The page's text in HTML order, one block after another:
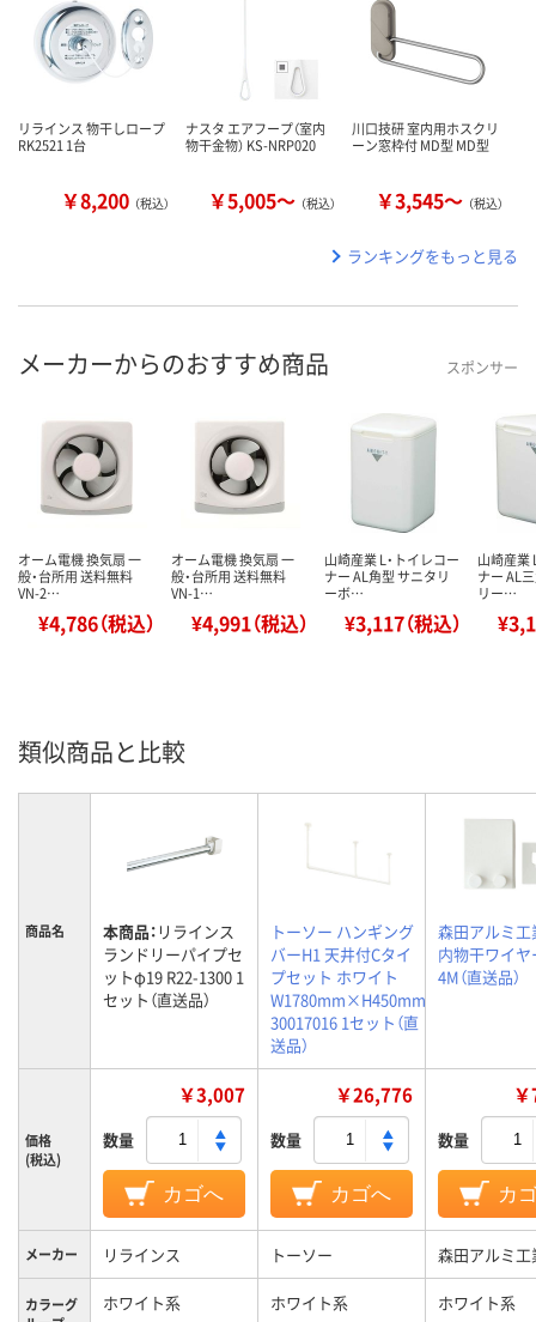
リラインス 物干しロープ
RK2521 1台
￥8,200 （税込）
ナスタ エアフープ（室内
物干金物） KS-NRP020
￥5,005～ （税込）
川口技研 室内用ホスクリ
ーン窓枠付 MD型 MD型
￥3,545～ （税込）
ランキングをもっと見る
メーカーからのおすすめ商品 スポンサー
オーム電機 換気扇 一
般・台所用 送料無料
VN-2…
¥4,786（税込）
オーム電機 換気扇 一
般・台所用 送料無料
VN-1…
¥4,991（税込）
山崎産業 L・トイレコー
ナー AL角型 サニタリ
ーボ…
¥3,117（税込）
山崎産業
ナー AL
リー…
類似商品と比較
商品名 本商品： リラインス
ランドリーパイプセ
ットφ19 R22-1300 1
セット（直送品）
トーソー ハンギング
バーH1 天井付Cタイ
プセット ホワイト
W1780mm×H450mm
30017016 1セット（直
送品）
森田アルミ工
内物干ワイ
4M（直送品）
価格
(税込)
￥3,007
数量
カゴへ
￥26,776
数量
カゴへ
数量
カ
メーカー リラインス トーソー 森田アルミ工
カラーグ
ホワイト系 ホワイト系 ホワイト系